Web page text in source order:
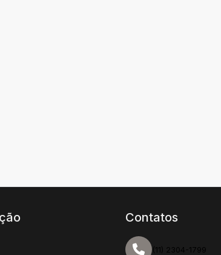
Contatos
(11) 2304-1799